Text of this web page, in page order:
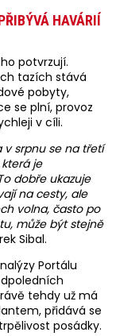
HAVÁRIÍ
potvrzují.
tazích stává
pobyty,
se plní, provoz
v cíli.
v srpnu se na třetí
je
dobře ukazuje
na cesty, ale
volna, často po
může být stejně
Sibal.
Portálu
tehdy už má
přidává se
posádky.